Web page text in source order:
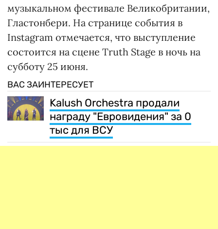
музыкальном фестивале Великобритании,
Гластонбери. На странице события в
Instagram отмечается, что выступление
состоится на сцене Truth Stage в ночь на
субботу 25 июня.
ВАС ЗАИНТЕРЕСУЕТ
Kalush Orchestra продали
награду "Евровидения" за 0
тыс для ВСУ